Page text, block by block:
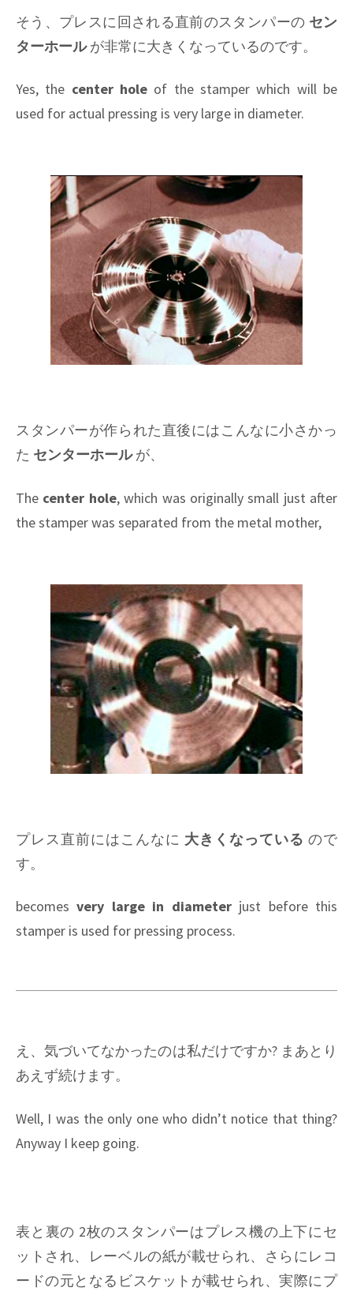
そう、プレスに回される直前のスタンパーの セン
ターホールが非常に大きくなっているのです。
Yes, the center hole of the stamper which will be
used for actual pressing is very large in diameter.
スタンパーが作られた直後にはこんなに小さかっ
た センターホールが、
The center hole, which was originally small just after
the stamper was separated from the metal mother,
プレス直前にはこんなに 大きくなっている ので
す。
becomesvery large in diameterjust before this
stamper is used for pressing process.
え、気づいてなかったのは私だけですか? まあとり
あえず続けます。
Well, I was the only one who didn’t notice that thing?
Anyway I keep going.
表と裏の 2枚のスタンパーはプレス機の上下にセ
ットされ、レーベルの紙が載せられ、さらにレコ
ードの元となるビスケットが載せられ、実際にプ